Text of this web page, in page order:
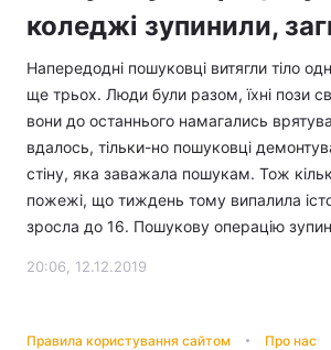
коледжі зупинили,
Напередодні пошуковці витягли тіло
ще трьох. Люди були разом, їхні пози
вони до останнього намагались
вдалось, тільки-но пошуковці
стіну, яка заважала пошукам. Тож
пожежі, що тиждень тому випалила
зросла до 16. Пошукову операцію
20:06, 12.12.2019
Правила користування сайтом Про нас